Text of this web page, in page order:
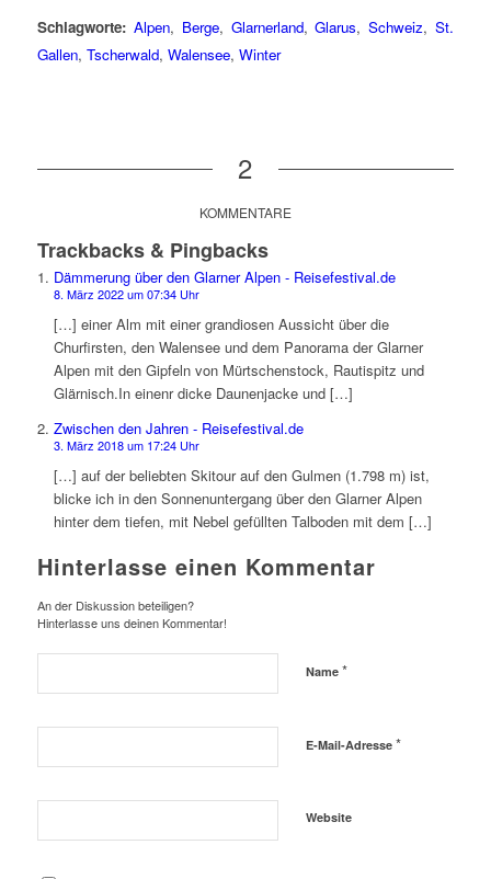
Schlagworte: Alpen, Berge, Glarnerland,Glarus,Schweiz,St.
Gallen, Tscherwald, Walensee, Winter
2
KOMMENTARE
Trackbacks & Pingbacks
Dämmerung über den Glarner Alpen - Reisefestival.de
8. März 2022 um 07:34 Uhr
[…] einer Alm mit einer grandiosen Aussicht über die
Churfirsten, den Walensee und dem Panorama der Glarner
Alpen mit den Gipfeln von Mürtschenstock, Rautispitz und
Glärnisch.In einenr dicke Daunenjacke und […]
Zwischen den Jahren - Reisefestival.de
3. März 2018 um 17:24 Uhr
[…] auf der beliebten Skitour auf den Gulmen (1.798 m) ist,
blicke ich in den Sonnenuntergang über den Glarner Alpen
hinter dem tiefen, mit Nebel gefüllten Talboden mit dem […]
Hinterlasse einen Kommentar
An der Diskussion beteiligen?
Hinterlasse uns deinen Kommentar!
Name *
E-Mail-Adresse *
Website